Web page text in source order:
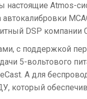
настоящие Atmos-
DSP
с поддержкой
5-вольтового
А для
который